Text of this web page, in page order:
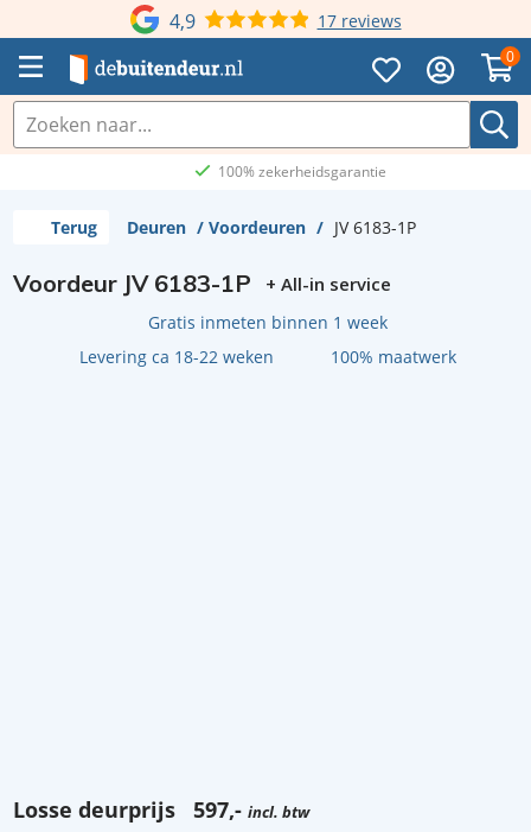
4,9 17 reviews
0
100% zekerheidsgarantie
Terug Deuren / Voordeuren / JV 6183-1P
Voordeur JV 6183-1P + All-in service
Gratis inmeten binnen 1 week
Levering ca 18-22 weken
100% maatwerk
Losse deurprijs 597,- incl. btw